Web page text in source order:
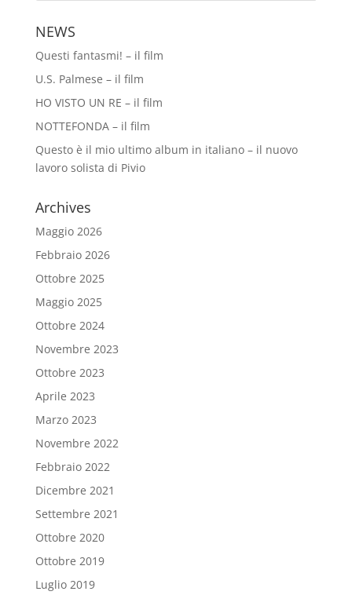
NEWS
Questi fantasmi! – il film
U.S. Palmese – il film
HO VISTO UN RE – il film
NOTTEFONDA – il film
Questo è il mio ultimo album in italiano – il nuovo
lavoro solista di Pivio
Archives
Maggio 2026
Febbraio 2026
Ottobre 2025
Maggio 2025
Ottobre 2024
Novembre 2023
Ottobre 2023
Aprile 2023
Marzo 2023
Novembre 2022
Febbraio 2022
Dicembre 2021
Settembre 2021
Ottobre 2020
Ottobre 2019
Luglio 2019